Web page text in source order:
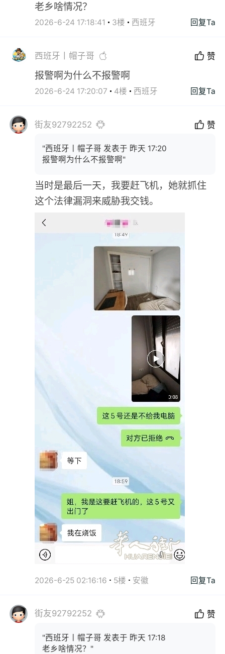
老乡啥情况？
2026-6-24 17:18:41 3楼 西班牙 回复Ta
西班牙丨帽子哥 赞
报警啊为什么不报警啊
2026-6-24 17:20:07 4楼 西班牙 回复Ta
街友92792252 赞
"西班牙丨帽子哥 发表于 昨天 17:20
报警啊为什么不报警啊"
当时是最后一天，我要赶飞机，她就抓住
这个法律漏洞来威胁我交钱。
2026-6-25 02:16:16 5楼 安徽 回复Ta
街友92792252 赞
"西班牙丨帽子哥 发表于 昨天 17:18
老乡啥情况？"